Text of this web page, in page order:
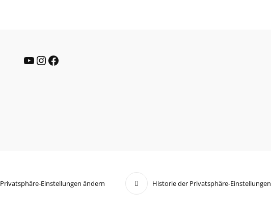
YouTube
Instagram
Facebook
Privatsphäre-Einstellungen ändern Historie der Privatsphäre-Einstellungen